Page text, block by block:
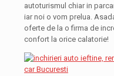
autoturismul chiar in
iar noi o vom prelua.
oferte de la o firma de
confort la orice calatorie!